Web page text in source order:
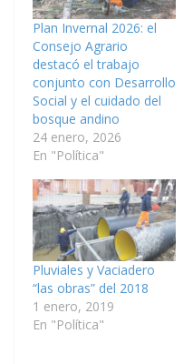
Plan Invernal 2026: el
Consejo Agrario
destacó el trabajo
conjunto con Desarrollo
Social y el cuidado del
bosque andino
24 enero, 2026
En "Política"
Pluviales y Vaciadero
“las obras” del 2018
1 enero, 2019
En "Política"